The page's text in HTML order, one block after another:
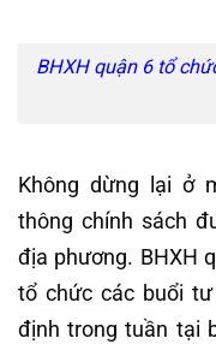
BHXH quận 6 tổ
Không dừng lại ở
thông chính sách
địa phương. BHXH
tổ chức các buổi
định trong tuần tại